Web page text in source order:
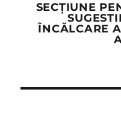
SECȚIUNE
ÎNCĂLCARE